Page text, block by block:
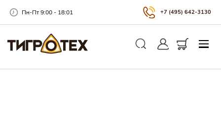
Пн-Пт 9:00 - 18:01 +7 (495) 642-3130